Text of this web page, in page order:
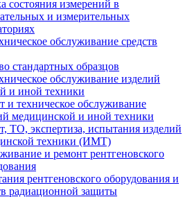
состояния измерений в
и измерительных
обслуживание средств
стандартных образцов
обслуживание изделий
и иной техники
и техническое обслуживание
медицинской и иной техники
ТО, экспертиза, испытания изделий
техники (ИМТ)
и ремонт рентгеновского
рентгеновского оборудования и
радиационной защиты